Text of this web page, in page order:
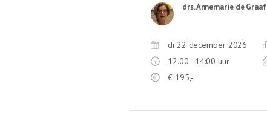
geen reistijd!drs. Annemarie de Graaf
di 22 december 2026
12.00 - 14:00 uur
€ 195,-